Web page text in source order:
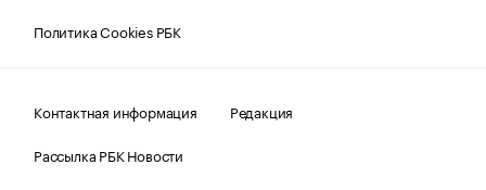
Политика Cookies РБК
Контактная информация
Редакция
Рассылка РБК Новости